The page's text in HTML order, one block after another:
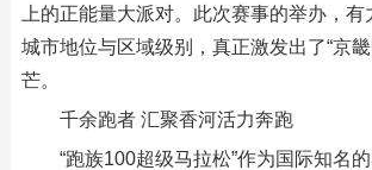
上的正能量大派对。此次赛事的举办，
城市地位与区域级别，真正激发出了“京
芒。
千余跑者 汇聚香河活力奔跑
“跑族100超级马拉松”作为国际知名